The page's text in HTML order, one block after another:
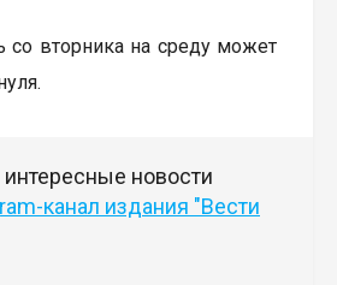
со вторника на среду может
новости
канал издания "Вести